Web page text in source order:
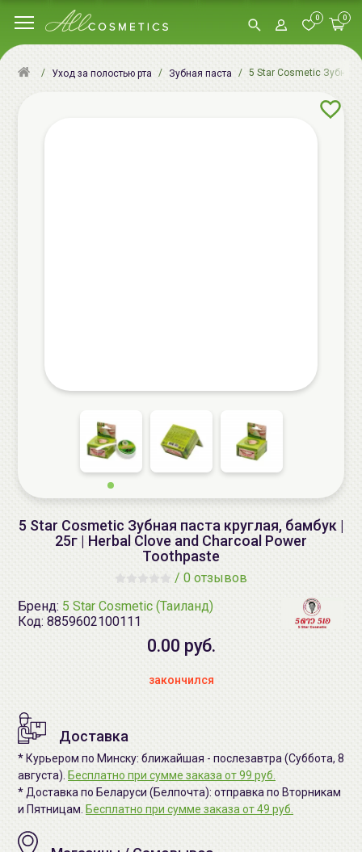
0 0
Уход за полостью рта Зубная паста 5 Star Cosmetic Зубная
5 Star Cosmetic Зубная паста круглая, бамбук |
25г | Herbal Clove and Charcoal Power
Toothpaste
/ 0 отзывов
Бренд: 5 Star Cosmetic (Таиланд)
Код: 8859602100111
0.00 руб.
закончился
Доставка
* Курьером по Минску: ближайшая - послезавтра (Суббота, 8
августа). Бесплатно при сумме заказа от 99 руб.
* Доставка по Беларуси (Белпочта): отправка по Вторникам
и Пятницам. Бесплатно при сумме заказа от 49 руб.